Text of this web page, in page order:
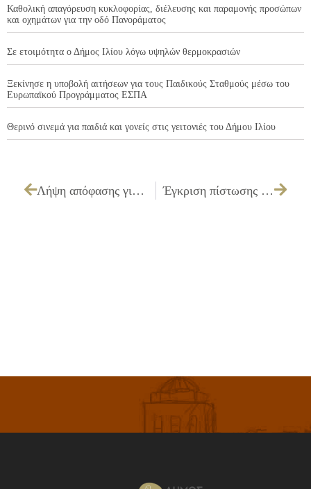
Καθολική απαγόρευση κυκλοφορίας, διέλευσης και παραμονής προσώπων
και οχημάτων για την οδό Πανοράματος
Σε ετοιμότητα ο Δήμος Ιλίου λόγω υψηλών θερμοκρασιών
Ξεκίνησε η υποβολή αιτήσεων για τους Παιδικούς Σταθμούς μέσω του
Ευρωπαϊκού Προγράμματος ΕΣΠΑ
Θερινό σινεμά για παιδιά και γονείς στις γειτονιές του Δήμου Ιλίου
Λήψη απόφασης για την καταβολή αποζημίωσης σε Πέτρο Αμπατζή Έγκριση πίστωσης για την «Απόφραξη αποχετευτικού δικτύου του Δημοτικού Κοιμητηρίου»